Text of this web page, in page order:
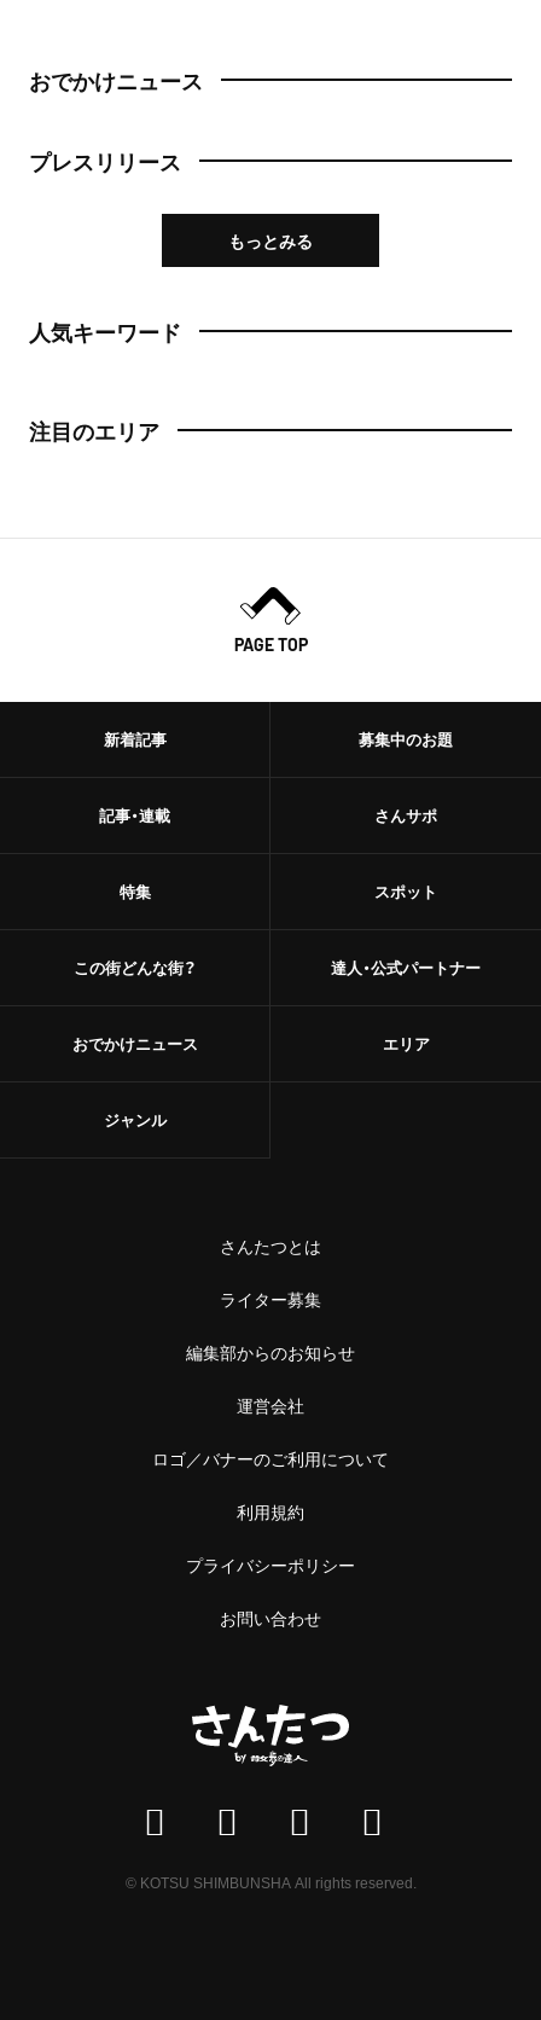
おでかけニュース
プレスリリース
もっとみる
人気キーワード
注目のエリア
PAGE TOP
新着記事
記事・連載
特集
この街どんな街？
おでかけニュース
募集中のお題
さんサポ
スポット
達人・公式パートナー
エリア
ジャンル
さんたつとは
ライター募集
編集部からのお知らせ
運営会社
ロゴ／バナーのご利用について
利用規約
プライバシーポリシー
お問い合わせ
© KOTSU SHIMBUNSHA All rights reserved.